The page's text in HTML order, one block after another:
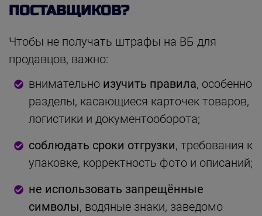
ПОСТАВЩИКОВ?
Чтобы не получать штрафы на ВБ для
продавцов, важно:
внимательно изучить правила, особенно
разделы, касающиеся карточек товаров,
логистики и документооборота;
соблюдать сроки отгрузки, требования к
упаковке, корректность фото и описаний;
не использовать запрещённые
символы, водяные знаки, заведомо